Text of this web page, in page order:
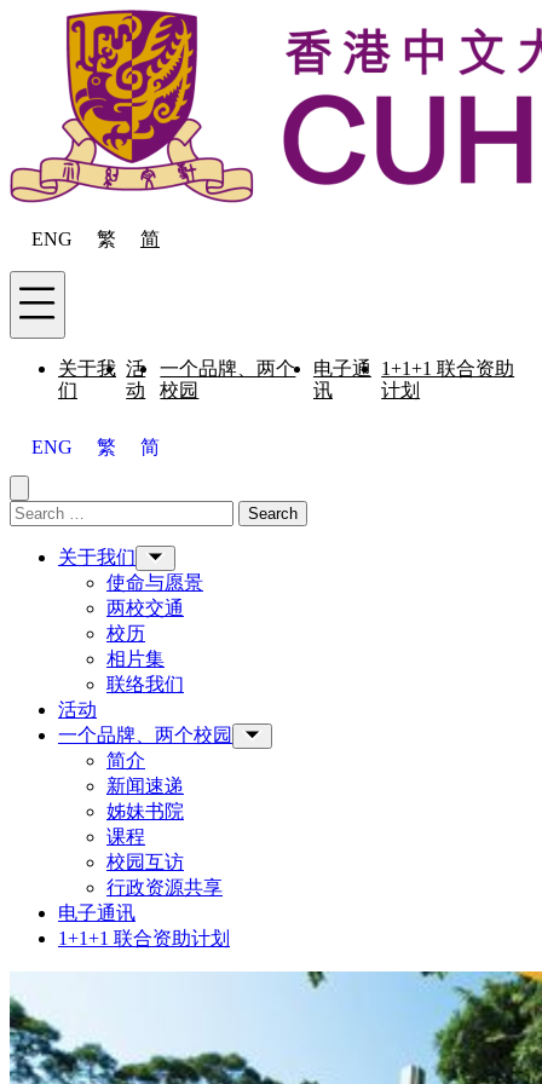
Skip to content
ENG 繁 简
Menu
关于我
们
活
动
一个品牌、两个
校园
电子通
讯
1+1+1 联合资助
计划
ENG 繁 简
Close menu
Search for: Search
关于我们
使命与愿景
两校交通
校历
相片集
联络我们
活动
一个品牌、两个校园
简介
新闻速递
姊妹书院
课程
校园互访
行政资源共享
电子通讯
1+1+1 联合资助计划